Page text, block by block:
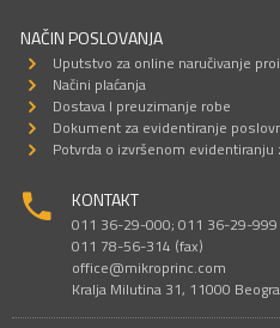
NAČIN POSLOVANJA
Uputstvo za online naručivanje
Načini plaćanja
Dostava I preuzimanje robe
Dokument za evidentiranje
Potvrda o izvršenom evidentiranju
KONTAKT
011 36-29-000; 011 36-29-999
011 78-56-314 (fax)
office@mikroprinc.com
Kralja Milutina 31, 11000